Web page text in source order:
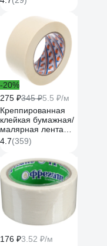
розовая Mr.SiL
-20%
275 ₽345 ₽5.5 ₽/м
Креппированная
клейкая бумажная/
малярная лента
AVIORA 50 мм, 50
м 304-010
4.7(359)
176 ₽3.52 ₽/м